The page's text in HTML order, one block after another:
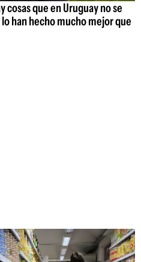
cosas que en Uruguay no se
han hecho mucho mejor que